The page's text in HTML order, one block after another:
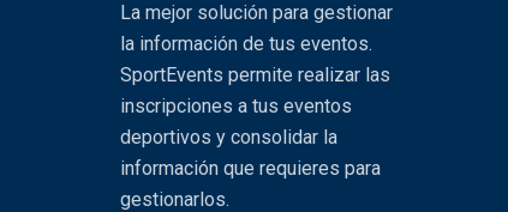
La mejor solución para gestionar
la información de tus eventos.
SportEvents permite realizar las
inscripciones a tus eventos
deportivos y consolidar la
información que requieres para
gestionarlos.